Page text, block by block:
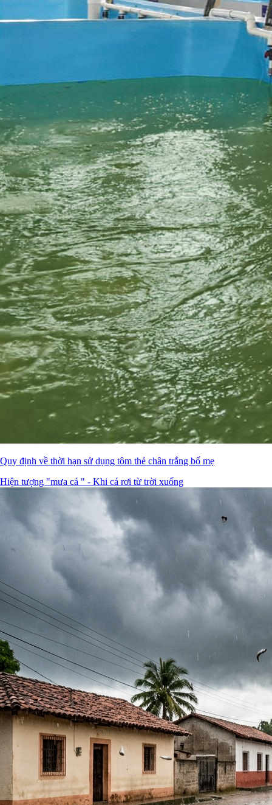
Quy định về thời hạn sử dụng tôm thẻ chân trắng bố mẹ
Hiện tượng "mưa cá " - Khi cá rơi từ trời xuống